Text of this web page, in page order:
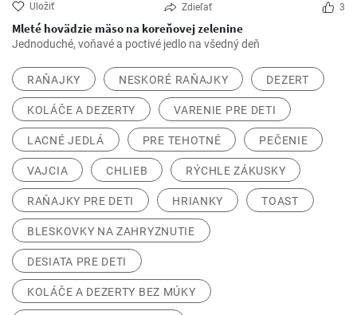
Uložiť Zdieľať 3
Mleté hovädzie mäso na koreňovej zelenine
Jednoduché, voňavé a poctivé jedlo na všedný deň
RAŇAJKY NESKORÉ RAŇAJKY DEZERT
KOLÁČE A DEZERTY VARENIE PRE DETI
LACNÉ JEDLÁ PRE TEHOTNÉ PEČENIE
VAJCIA CHLIEB RÝCHLE ZÁKUSKY
RAŇAJKY PRE DETI HRIANKY TOAST
BLESKOVKY NA ZAHRYZNUTIE
DESIATA PRE DETI
KOLÁČE A DEZERTY BEZ MÚKY